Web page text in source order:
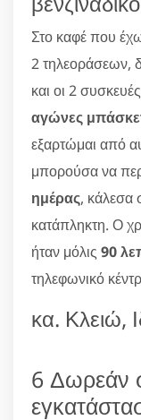
Στο καφέ που
2 τηλεοράσεων,
και οι 2
αγώνες
εξαρτώμαι από
μπορούσα να
ημέρας, κάλεσα
κατάπληκτη. Ο
ήταν μόλις 90
τηλεφωνικό
κα. Κλειώ,
6 Δωρεάν